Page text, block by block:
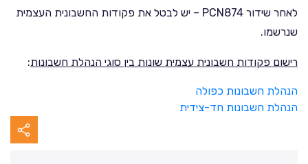
לאחר שידור PCN874 – יש לבטל את פקודות החשבונית העצמית
שנרשמו.
רישום פקודות חשבונית עצמית שונות בין סוגי הנהלת חשבונות:
הנהלת חשבונות כפולה
הנהלת חשבונות חד-צידית